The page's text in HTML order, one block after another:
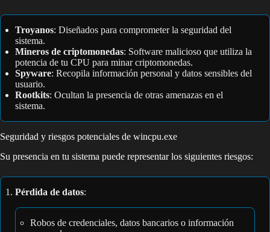
Troyanos: Diseñados para comprometer la seguridad del
sistema.
Mineros de criptomonedas: Software malicioso que utiliza la
potencia de tu CPU para minar criptomonedas.
Spyware: Recopila información personal y datos sensibles del
usuario.
Rootkits: Ocultan la presencia de otras amenazas en el
sistema.
Seguridad y riesgos potenciales de wincpu.exe
Su presencia en tu sistema puede representar los siguientes riesgos:
Pérdida de datos:
Robos de credenciales, datos bancarios o información